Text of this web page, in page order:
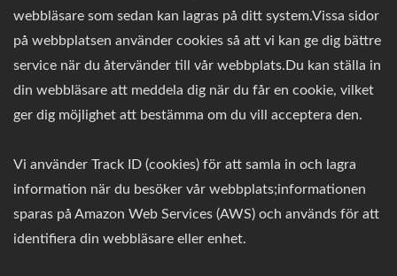
webbläsare som sedan kan lagras på ditt system.Vissa sidor
på webbplatsen använder cookies så att vi kan ge dig bättre
service när du återvänder till vår webbplats.Du kan ställa in
din webbläsare att meddela dig när du får en cookie, vilket
ger dig möjlighet att bestämma om du vill acceptera den.
Vi använder Track ID (cookies) för att samla in och lagra
information när du besöker vår webbplats;informationen
sparas på Amazon Web Services (AWS) och används för att
identifiera din webbläsare eller enhet.